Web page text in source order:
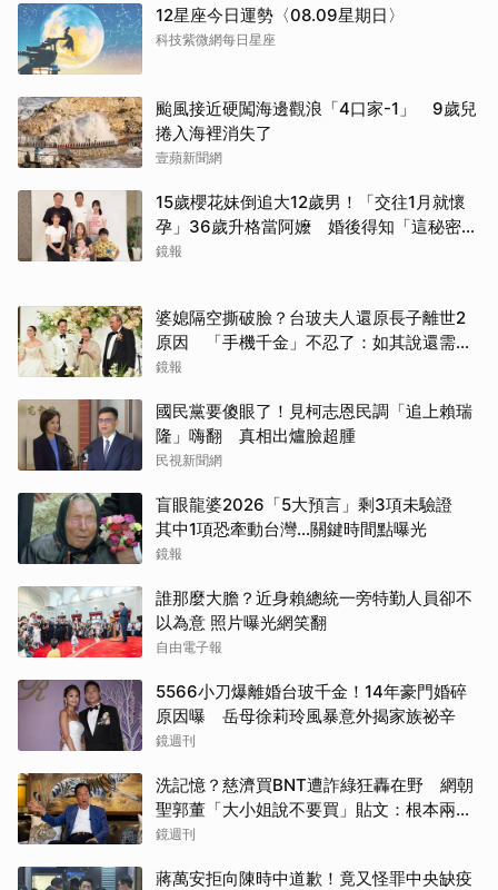
12星座今日運勢〈08.09星期日〉
科技紫微網每日星座
颱風接近硬闖海邊觀浪「4口家-1」 9歲兒
捲入海裡消失了
壹蘋新聞網
15歲櫻花妹倒追大12歲男！「交往1月就懷
孕」36歲升格當阿嬤 婚後得知「這秘密」
傻眼了
鏡報
婆媳隔空撕破臉？台玻夫人還原長子離世2
原因 「手機千金」不忍了：如其說還需要
離開嗎？
鏡報
國民黨要傻眼了！見柯志恩民調「追上賴瑞
隆」嗨翻 真相出爐臉超腫
民視新聞網
盲眼龍婆2026「5大預言」剩3項未驗證
其中1項恐牽動台灣...關鍵時間點曝光
鏡報
誰那麼大膽？近身賴總統一旁特勤人員卻不
以為意 照片曝光網笑翻
自由電子報
5566小刀爆離婚台玻千金！14年豪門婚碎
原因曝 岳母徐莉玲風暴意外揭家族祕辛
鏡週刊
洗記憶？慈濟買BNT遭詐綠狂轟在野 網朝
聖郭董「大小姐說不要買」貼文：根本兩碼
事
鏡週刊
蔣萬安拒向陳時中道歉！竟又怪罪中央缺疫